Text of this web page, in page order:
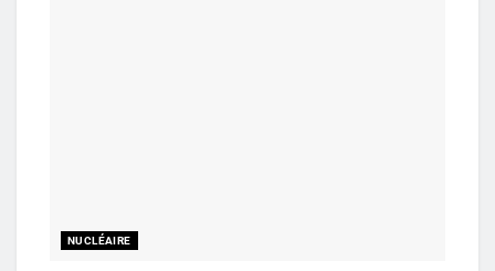
NUCLÉAIRE